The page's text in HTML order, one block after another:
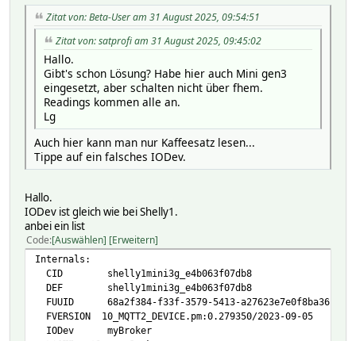
# logdb:
# TIME 1719487360.23925
# VALUE false
# ram_free:
# logdb:
# TIME 1719487360.07225
# VALUE 156368
# ram_size:
# logdb:
# TIME 1719487360.07225
# VALUE 262560
# reset_reason:
# TIME 1719487360.07225
# VALUE 1
# restart_required:
# logdb:
# TIME 1719487360.07225
# VALUE false
# ret_aenergy_by_minute_1:
# logdb:
# TIME 1719488400.17394
# VALUE 0.000
Zitat von: Beta-User am 31 August 2025, 09:54:51
Zitat von: satprofi am 31 August 2025, 09:45:02
Hallo.
Gibt's schon Lösung? Habe hier auch Mini gen3
eingesetzt, aber schalten nicht über fhem.
Readings kommen alle an.
Lg
Auch hier kann man nur Kaffeesatz lesen...
Tippe auf ein falsches IODev.
Hallo.
IODev ist gleich wie bei Shelly1.
anbei ein list
Code Auswählen Erweitern
Internals:
CID shelly1mini3g_e4b063f07db8
DEF shelly1mini3g_e4b063f07db8
FUUID 68a2f384-f33f-3579-5413-a27623e7e0f8ba36
FVERSION 10_MQTT2_DEVICE.pm:0.279350/2023-09-05
IODev myBroker